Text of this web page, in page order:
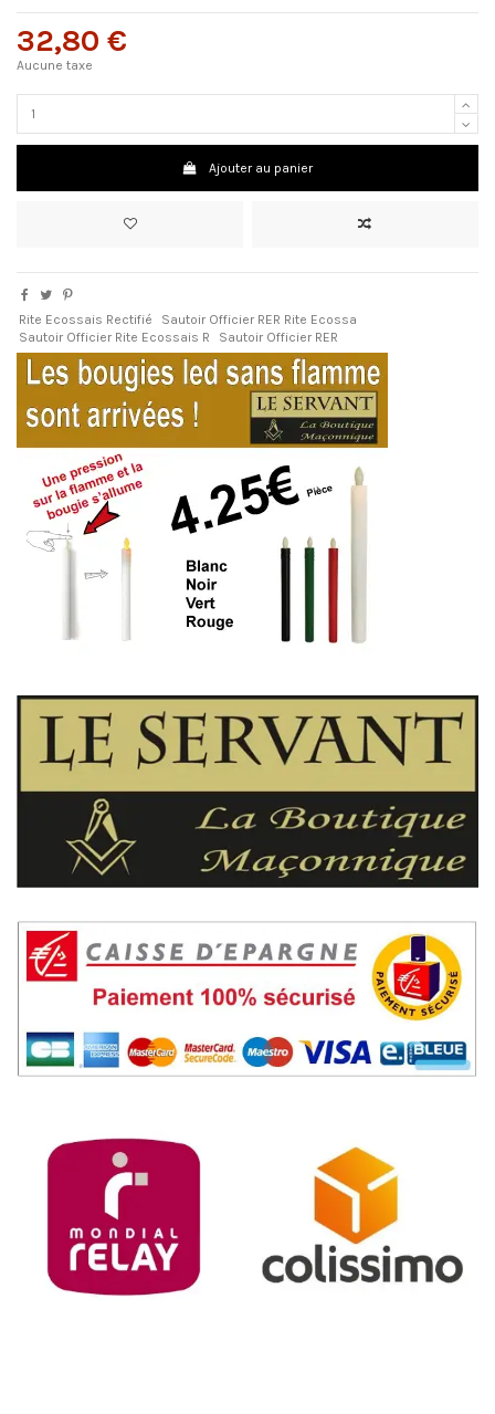
32,80 €
Aucune taxe
Ajouter au panier
Rite Ecossais Rectifié
Sautoir Officier RER Rite Ecossa
Sautoir Officier Rite Ecossais R
Sautoir Officier RER